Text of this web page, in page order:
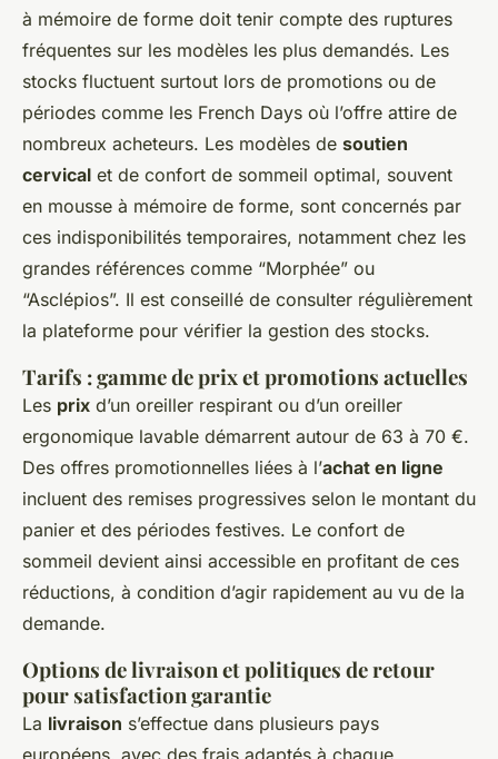
à mémoire de forme doit tenir compte des ruptures
fréquentes sur les modèles les plus demandés. Les
stocks fluctuent surtout lors de promotions ou de
périodes comme les French Days où l’offre attire de
nombreux acheteurs. Les modèles de soutien
cervical et de confort de sommeil optimal, souvent
en mousse à mémoire de forme, sont concernés par
ces indisponibilités temporaires, notamment chez les
grandes références comme “Morphée” ou
“Asclépios”. Il est conseillé de consulter régulièrement
la plateforme pour vérifier la gestion des stocks.
Tarifs : gamme de prix et promotions actuelles
Les prix d’un oreiller respirant ou d’un oreiller
ergonomique lavable démarrent autour de 63 à 70 €.
Des offres promotionnelles liées à l’achat en ligne
incluent des remises progressives selon le montant du
panier et des périodes festives. Le confort de
sommeil devient ainsi accessible en profitant de ces
réductions, à condition d’agir rapidement au vu de la
demande.
Options de livraison et politiques de retour
pour satisfaction garantie
La livraison s’effectue dans plusieurs pays
européens, avec des frais adaptés à chaque